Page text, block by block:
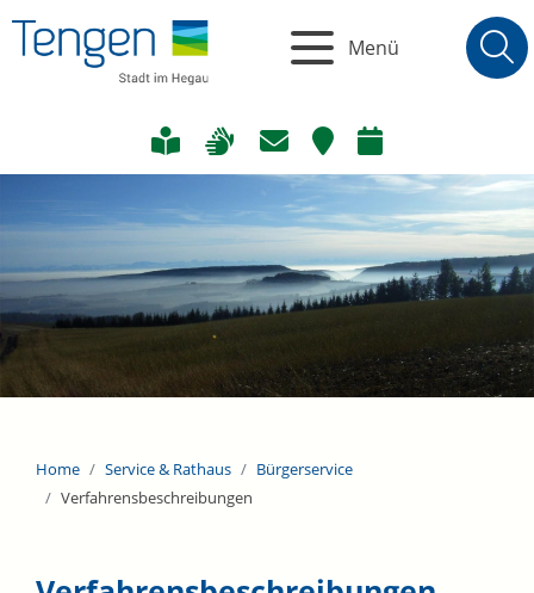
Menü
Home Service & Rathaus
Bürgerservice
Verfahrensbeschreibungen